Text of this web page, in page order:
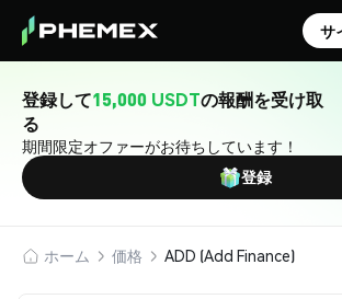
サ
登録して15,000 USDTの報酬を受け取
る
期間限定オファーがお待ちしています！
登録
ホーム 価格 ADD (Add Finance)